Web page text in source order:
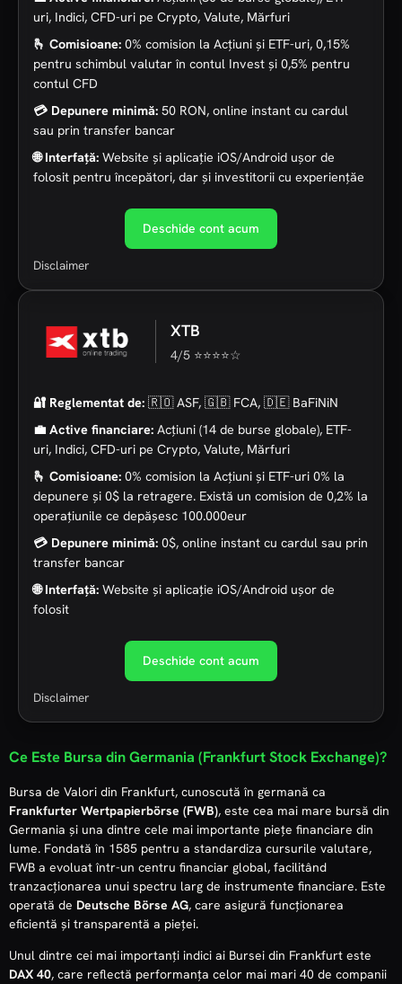
uri, Indici, CFD-uri pe Crypto, Valute, Mărfuri
🫰 Comisioane: 0% comision la Acțiuni și ETF-uri, 0,15%
pentru schimbul valutar în contul Invest și 0,5% pentru
contul CFD
💳 Depunere minimă: 50 RON, online instant cu cardul
sau prin transfer bancar
🌐 Interfață: Website și aplicație iOS/Android ușor de
folosit pentru începători, dar și investitorii cu experiențăe
Deschide cont acum
Disclaimer
XTB
4/5 ⭐⭐⭐⭐☆
🔐 Reglementat de: 🇷🇴 ASF, 🇬🇧 FCA, 🇩🇪 BaFiNiN
💼 Active financiare: Acțiuni (14 de burse globale), ETF-
uri, Indici, CFD-uri pe Crypto, Valute, Mărfuri
🫰 Comisioane: 0% comision la Acțiuni și ETF-uri 0% la
depunere și 0$ la retragere. Există un comision de 0,2% la
operațiunile ce depășesc 100.000eur
💳 Depunere minimă: 0$, online instant cu cardul sau prin
transfer bancar
🌐 Interfață: Website și aplicație iOS/Android ușor de
folosit
Deschide cont acum
Disclaimer
Ce Este Bursa din Germania (Frankfurt Stock Exchange)?
Bursa de Valori din Frankfurt, cunoscută în germană ca
Frankfurter Wertpapierbörse (FWB), este cea mai mare bursă din
Germania și una dintre cele mai importante piețe financiare din
lume. Fondată în 1585 pentru a standardiza cursurile valutare,
FWB a evoluat într-un centru financiar global, facilitând
tranzacționarea unui spectru larg de instrumente financiare. Este
operată de Deutsche Börse AG, care asigură funcționarea
eficientă și transparentă a pieței.
Unul dintre cei mai importanți indici ai Bursei din Frankfurt este
DAX 40, care reflectă performanța celor mai mari 40 de companii